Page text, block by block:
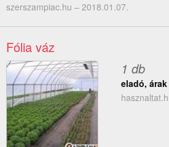
szerszampiac.hu – 2018.01.07.
Fólia váz
1 db
eladó, árak